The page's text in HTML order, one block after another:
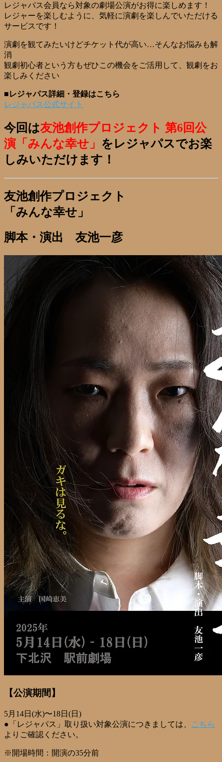
レジャパス会員なら対象の劇場公演がお得に楽しめます！
レジャーを楽しむように、気軽に演劇を楽しんでいただける
サービスです！
演劇を観てみたいけどチケット代が高い…そんなお悩みも解
消
観劇初心者という方もぜひこの機会をご活用して、観劇をお
楽しみください
■レジャパス詳細・登録はこちら
レジャパス公式サイト
今回は友池創作プロジェクト 第6回公
演「みんな幸せ」 をレジャパスでお楽
しみいただけます！
友池創作プロジェクト
「みんな幸せ」
脚本・演出 友池一彦
【公演期間】
5月14日(水)〜18日(日)
●「レジャパス」取り扱い対象公演につきましては、
こちら
よりご確認ください。
※開場時間：開演の35分前